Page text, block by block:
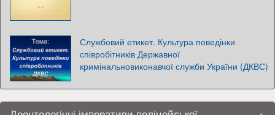
Службовий етикет. Культура поведінки
співробітників Державної
кримінальновиконавчої служби України (ДКВС)